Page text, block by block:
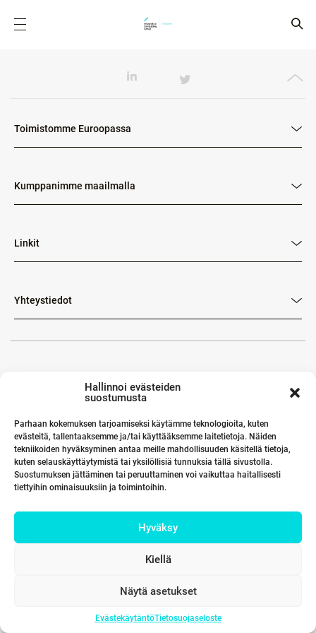
Hallinnoi evästeiden
suostumusta
Parhaan kokemuksen tarjoamiseksi käytämme teknologioita, kuten
evästeitä, tallentaaksemme ja/tai käyttääksemme laitetietoja. Näiden
tekniikoiden hyväksyminen antaa meille mahdollisuuden käsitellä tietoja,
kuten selauskäyttäytymistä tai yksilöllisiä tunnuksia tällä sivustolla.
Suostumuksen jättäminen tai peruuttaminen voi vaikuttaa haitallisesti
tiettyihin ominaisuuksiin ja toimintoihin.
Hyväksy
Kiellä
Näytä asetukset
EvästekäytäntöTietosuojaseloste
Toimistomme Euroopassa
Kumppanimme maailmalla
Linkit
Yhteystiedot